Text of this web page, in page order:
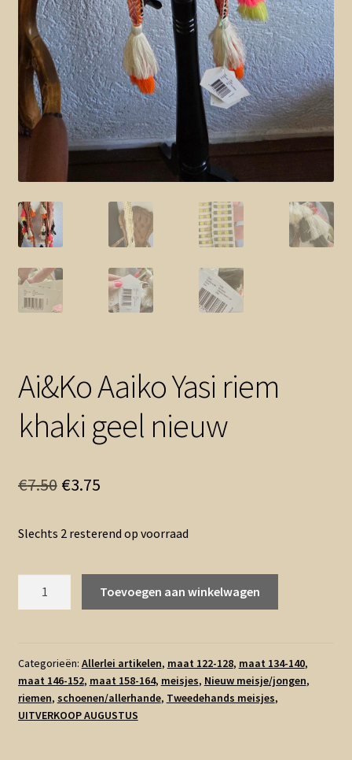
Ai&Ko Aaiko Yasi riem
khaki geel nieuw
€7.50 Oorspronkelijke
was:
€7.50.
€3.75Huidige
is:
€3.75.
Slechts 2 resterend op voorraad
khaki
geel
nieuw
aantal
Toevoegen aan winkelwagen
Categorieën: Allerlei artikelen, maat 122-128, maat 134-140,
maat 146-152, maat 158-164, meisjes, Nieuw meisje/jongen,
riemen, schoenen/allerhande, Tweedehands meisjes,
UITVERKOOP AUGUSTUS